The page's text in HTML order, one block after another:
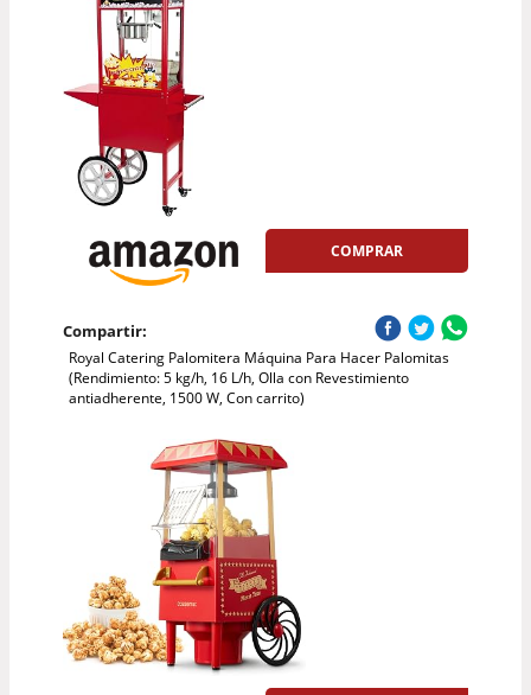
COMPRAR
Compartir:
Royal Catering Palomitera Máquina Para Hacer Palomitas
(Rendimiento: 5 kg/h, 16 L/h, Olla con Revestimiento
antiadherente, 1500 W, Con carrito)